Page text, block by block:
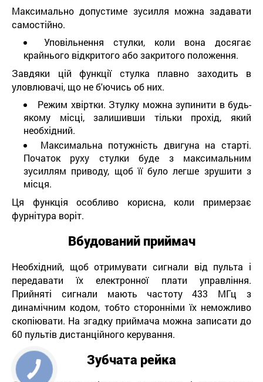
Максимально допустиме зусилля можна задавати
самостійно.
Уповільнення стулки, коли вона досягає
крайнього відкритого або закритого положення.
Завдяки цій функції стулка плавно заходить в
уловлювачі, що не б'ючись об них.
Режим хвіртки. Зтулку можна зупинити в будь-
якому місці, залишивши тільки прохід, який
необхідний.
Максимальна потужність двигуна на старті.
Початок руху стулки буде з максимальним
зусиллям приводу, щоб її було легше зрушити з
місця.
Ця функція особливо корисна, коли примерзає
фурнітура воріт.
Вбудований приймач
Необхідний, щоб отримувати сигнали від пульта і
передавати їх електронної плати управління.
Прийняті сигнали мають частоту 433 МГц з
динамічним кодом, тобто сторонніми їх неможливо
скопіювати. На згадку приймача можна записати до
60 пультів дистанційного керування.
Зубчата рейка